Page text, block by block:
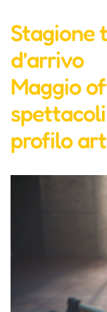
Stagione
d’arrivo
Maggio
profilo